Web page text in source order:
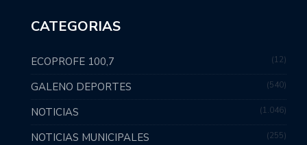
CATEGORIAS
ECOPROFE 100,7 12
GALENO DEPORTES 540
NOTICIAS 1.046
NOTICIAS MUNICIPALES 255